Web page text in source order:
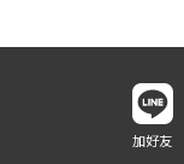
加好友